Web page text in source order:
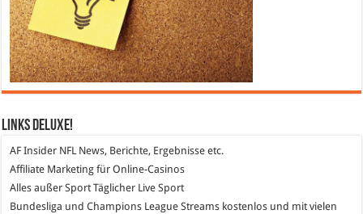
Links DeLuXe!
AF Insider NFL News, Berichte, Ergebnisse etc.
Affiliate Marketing für Online-Casinos
Alles außer SportTäglicher Live Sport
Bundesliga und Champions League Streams kostenlos und mit vielen